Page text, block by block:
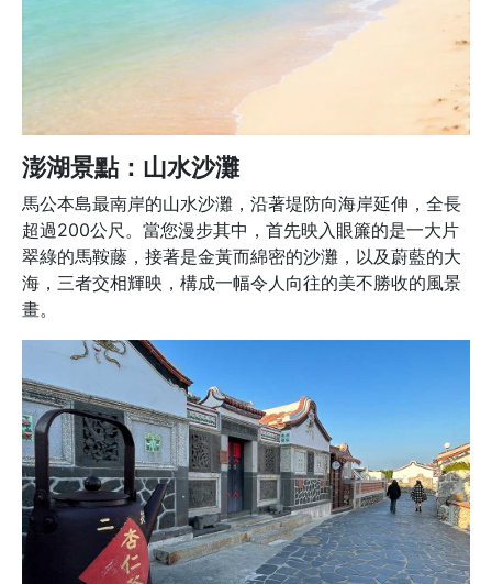
澎湖景點：山水沙灘
馬公本島最南岸的山水沙灘，沿著堤防向海岸延伸，全長
超過200公尺。當您漫步其中，首先映入眼簾的是一大片
翠綠的馬鞍藤，接著是金黃而綿密的沙灘，以及蔚藍的大
海，三者交相輝映，構成一幅令人向往的美不勝收的風景
畫。